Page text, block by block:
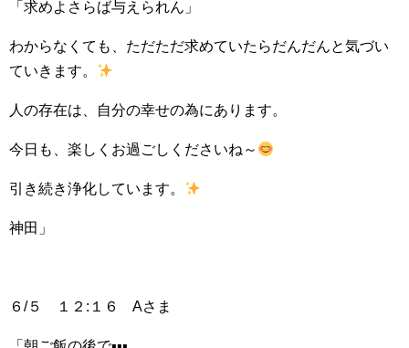
「求めよさらば与えられん」
わからなくても、ただただ求めていたらだんだんと気づい
ていきます。
人の存在は、自分の幸せの為にあります。
今日も、楽しくお過ごしくださいね～
引き続き浄化しています。
神田」
６/５ １２:１６ Aさま